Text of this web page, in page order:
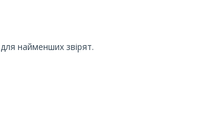
найменших звірят.